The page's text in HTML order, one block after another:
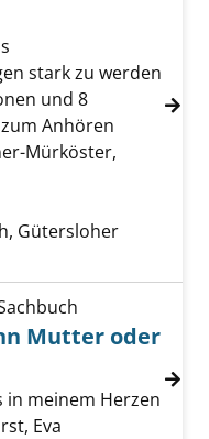
Der Weg zurück ins
stark zu werden
und 8
Anhören
Mürköster,
Gütersloher
Trauern, wenn Mutter
Mutter oder
in meinem Herzen
Eva